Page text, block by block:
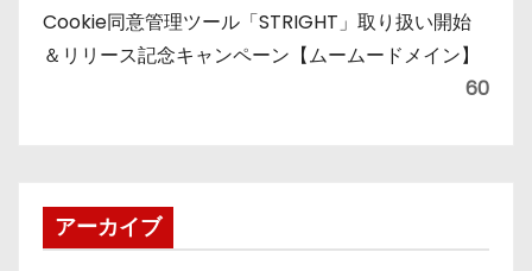
Cookie同意管理ツール「STRIGHT」取り扱い開始
＆リリース記念キャンペーン【ムームードメイン】
60
アーカイブ